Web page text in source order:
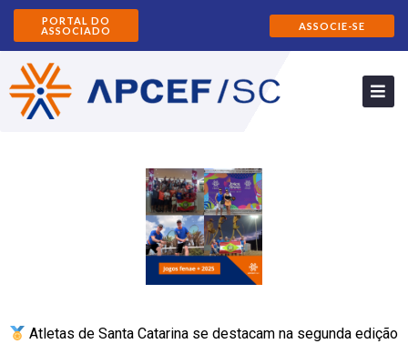
PORTAL DO
ASSOCIADO
ASSOCIE-SE
Atletas de Santa Catarina se destacam na segunda edição